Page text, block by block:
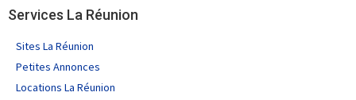
Services La Réunion
Sites La Réunion
Petites Annonces
Locations La Réunion